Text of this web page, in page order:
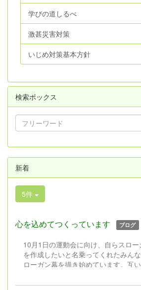
学びの道しるべ
激甚災害対策
いじめ対策基本方針
検索ボックス
新着
5件
心を込めてつくっています ブログ
10月1日の運動会に向け、自らスロー
を作成したいと名乗ってくれたみん
ローガン幕を描き始めています。互
いっぱいです。